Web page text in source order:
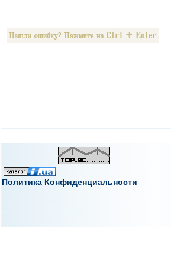
Политика Конфиденциальности